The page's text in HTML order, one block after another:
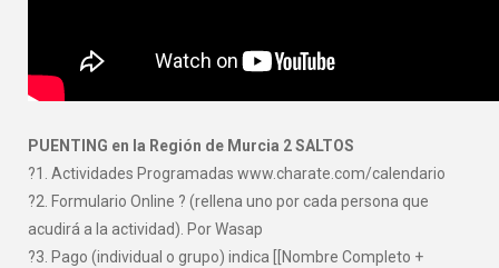
PUENTING en la Región de Murcia 2 SALTOS
?1. Actividades Programadas www.charate.com/calendario
?2. Formulario Online ? (rellena uno por cada persona que
acudirá a la actividad). Por Wasap
?3. Pago (individual o grupo) indica [[Nombre Completo +